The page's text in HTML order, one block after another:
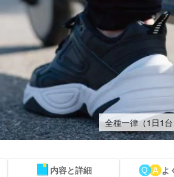
全種一律（1日1台
内容と詳細 よ